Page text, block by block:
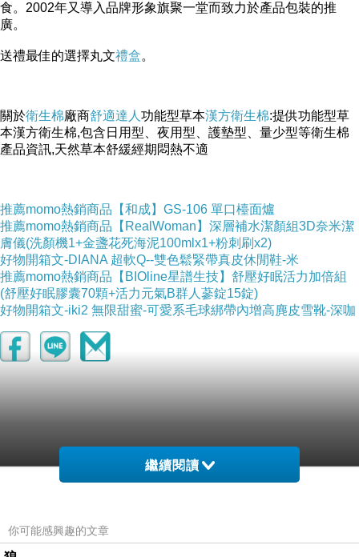
食。2002年又導入品牌形象旗聚一堂而致力於產品包裝的推
廣。
送禮最佳的選擇丸文禮盒。
關於衛生棉廠商舒適達人 功能型草本漢方衛生棉:提供功能型草
本漢方衛生棉,包含日用型、夜用型、護墊型、量少型等衛生棉
產品資訊,天然草本舒緩經期悶熱不適
推薦momo熱銷商品【和成】GS-106 單口檯面爐
推薦momo熱銷商品【RealWoman】深層補水潔顏組3D奈米潔
膚儀(洗顏機1+金盞花死海泥100mlx1+粉刺刷x2)
好物開箱文-DIANA 超軟Q--雙色鬆緊帶真皮休閒鞋-米
推薦momo熱銷商品【BIOline星譜生技】舒壓好眠活力加倍組
(舒壓好眠膠囊70顆+活力元氣B群人蔘錠15錠)
好物開箱文-iki2 無限甜蜜-可愛系毛球綁帶內增高麂皮雪靴-深咖
繼續閱讀
你可能感興趣的文章